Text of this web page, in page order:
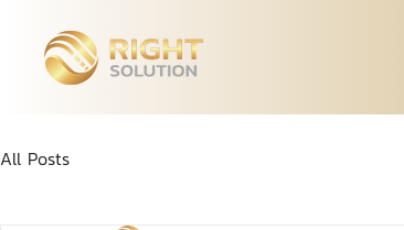
All Posts